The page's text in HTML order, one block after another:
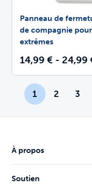
Panneau de
de compagnie
extrêmes
14,99 € - 24,99
1 2 3
À propos
Soutien